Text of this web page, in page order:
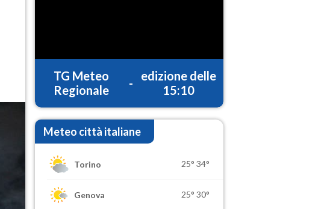
TG Meteo
Regionale
-
edizione delle
15:10
Meteo città italiane
Torino 25° 34°
Genova 25° 30°